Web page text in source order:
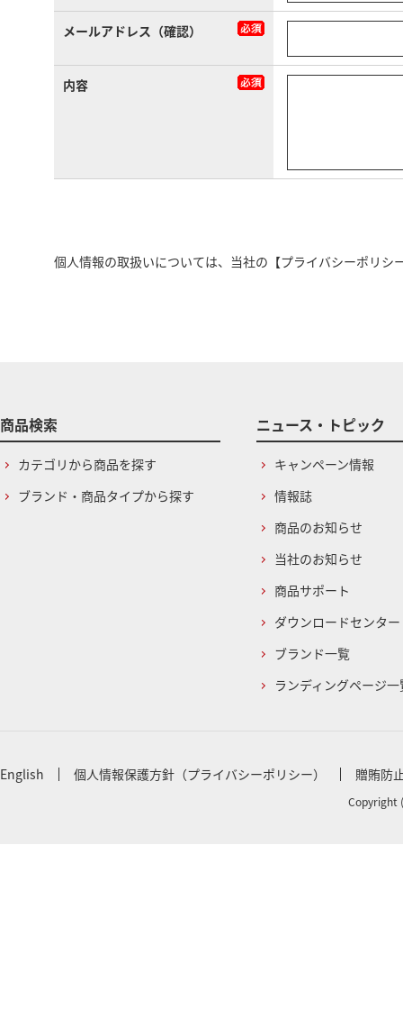
メールアドレス（確認）
内容
個人情報の取扱いについては、当社の 【プライバシーポリシ
商品検索
カテゴリから商品を探す
ブランド・商品タイプから探す
ニュース・トピック
キャンペーン情報
情報誌
商品のお知らせ
当社のお知らせ
商品サポート
ダウンロードセンター
ブランド一覧
ランディングページ一
English 個人情報保護方針（プライバシーポリシー） 贈賄防
Copyright